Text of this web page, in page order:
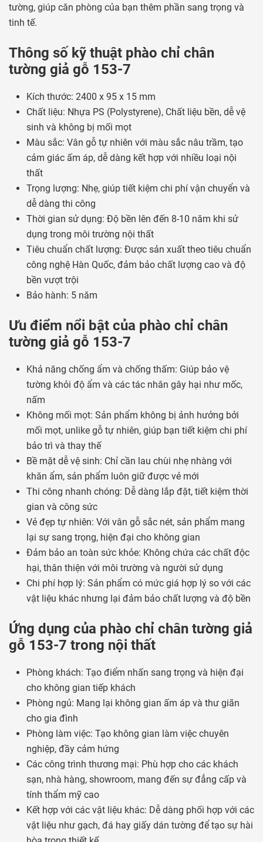
tường, giúp căn phòng của bạn thêm phần sang trọng và
tinh tế.
Thông số kỹ thuật phào chỉ chân
tường giả gỗ 153-7
Kích thước: 2400 x 95 x 15 mm
Chất liệu: Nhựa PS (Polystyrene), Chất liệu bền, dễ vệ
sinh và không bị mối mọt
Màu sắc: Vân gỗ tự nhiên với màu sắc nâu trầm, tạo
cảm giác ấm áp, dễ dàng kết hợp với nhiều loại nội
thất
Trọng lượng: Nhẹ, giúp tiết kiệm chi phí vận chuyển và
dễ dàng thi công
Thời gian sử dụng: Độ bền lên đến 8-10 năm khi sử
dụng trong môi trường nội thất
Tiêu chuẩn chất lượng: Được sản xuất theo tiêu chuẩn
công nghệ Hàn Quốc, đảm bảo chất lượng cao và độ
bền vượt trội
Bảo hành: 5 năm
Ưu điểm nổi bật của phào chỉ chân
tường giả gỗ 153-7
Khả năng chống ẩm và chống thấm: Giúp bảo vệ
tường khỏi độ ẩm và các tác nhân gây hại như mốc,
nấm
Không mối mọt: Sản phẩm không bị ảnh hưởng bởi
mối mọt, unlike gỗ tự nhiên, giúp bạn tiết kiệm chi phí
bảo trì và thay thế
Bề mặt dễ vệ sinh: Chỉ cần lau chùi nhẹ nhàng với
khăn ẩm, sản phẩm luôn giữ được vẻ mới
Thi công nhanh chóng: Dễ dàng lắp đặt, tiết kiệm thời
gian và công sức
Vẻ đẹp tự nhiên: Với vân gỗ sắc nét, sản phẩm mang
lại sự sang trọng, hiện đại cho không gian
Đảm bảo an toàn sức khỏe: Không chứa các chất độc
hại, thân thiện với môi trường và người sử dụng
Chi phí hợp lý: Sản phẩm có mức giá hợp lý so với các
vật liệu khác nhưng lại đảm bảo chất lượng và độ bền
Ứng dụng của phào chỉ chân tường giả
gỗ 153-7 trong nội thất
Phòng khách: Tạo điểm nhấn sang trọng và hiện đại
cho không gian tiếp khách
Phòng ngủ: Mang lại không gian ấm áp và thư giãn
cho gia đình
Phòng làm việc: Tạo không gian làm việc chuyên
nghiệp, đầy cảm hứng
Các công trình thương mại: Phù hợp cho các khách
sạn, nhà hàng, showroom, mang đến sự đẳng cấp và
tính thẩm mỹ cao
Kết hợp với các vật liệu khác: Dễ dàng phối hợp với các
vật liệu như gạch, đá hay giấy dán tường để tạo sự hài